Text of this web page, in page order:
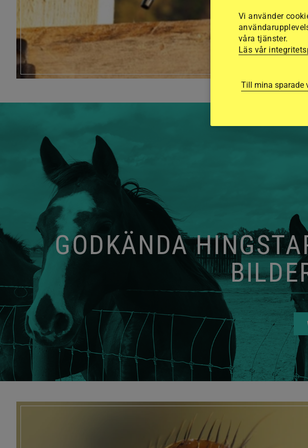
GODKÄNDA
Vi använder
våra tjänster.
Läs vår
Till mina sparade